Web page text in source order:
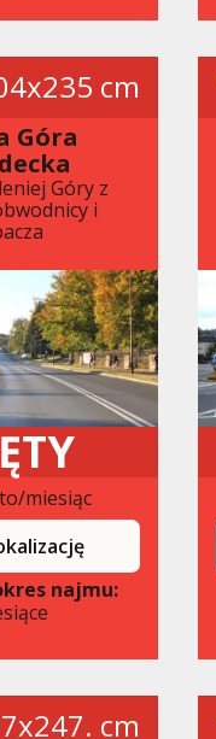
cm
Góra
Góry z
i
miesiąc
najmu:
cm